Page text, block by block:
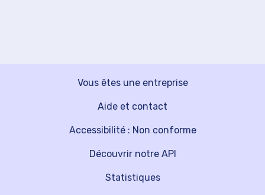
Vous êtes une entreprise
Découvrir notre API
Aide et contact
Statistiques
Accessibilité : Non conforme